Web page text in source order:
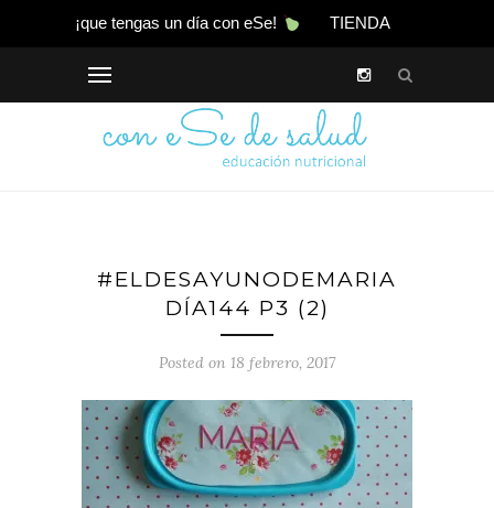
¡que tengas un día con eSe! TIENDA
#ELDESAYUNODEMARIA
DÍA144 P3 (2)
Posted on 18 febrero, 2017